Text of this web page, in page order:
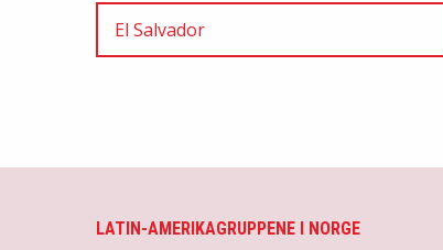
El Salvador
LATIN-AMERIKAGRUPPENE I NORGE